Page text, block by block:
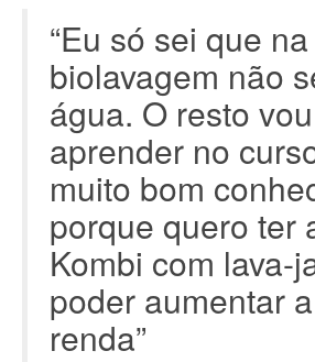
“Eu só sei que na
biolavagem não
água. O resto vou
aprender no
muito bom
porque quero ter
Kombi com lava-
poder aumentar
renda”